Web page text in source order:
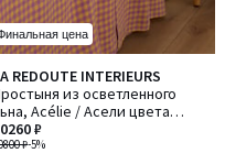
цена
REDOUTE INTERIEURS
из осветленного
Acélie / Асели цвета
охры
₽-5%
₽
2
/
5